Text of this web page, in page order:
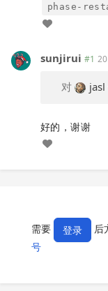
phase-
sunjirui #1
对 jasl
好的，谢谢
需要 登录 后
号